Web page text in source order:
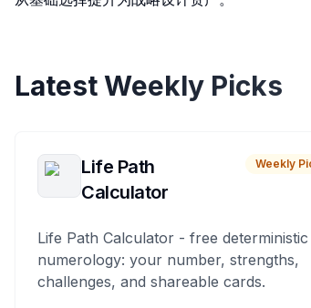
Latest Weekly Picks
Life Path
Calculator
Weekly
Life Path Calculator - free deterministic
numerology: your number, strengths,
challenges, and shareable cards.